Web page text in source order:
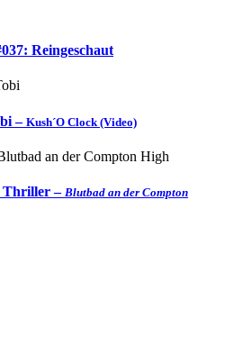
Reingeschaut
– Kush´O Clock (Video)
Thriller– Blutbad an der Compton